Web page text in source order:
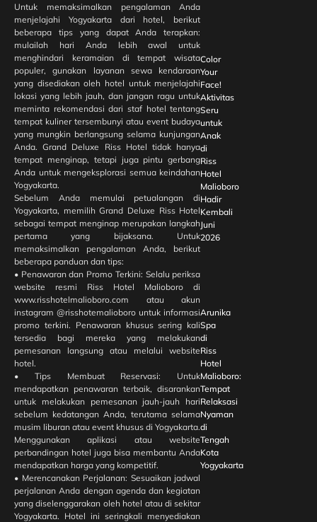
Untuk memaksimalkan pengalaman Anda
menjelajahi Yogyakarta dari hotel, berikut
beberapa tips yang dapat Anda terapkan:
mulailah hari Anda lebih awal untuk
menghindari keramaian di tempat wisata
populer, gunakan layanan sewa kendaraan
yang disediakan oleh hotel untuk menjelajahi
lokasi yang lebih jauh, dan jangan ragu untuk
meminta rekomendasi dari staf hotel tentang
tempat kuliner tersembunyi atau event budaya
yang mungkin berlangsung selama kunjungan
Anda. Grand Deluxe Riss Hotel tidak hanya
tempat menginap, tetapi juga pintu gerbang
Anda untuk mengeksplorasi semua keindahan
Yogyakarta.
Sebelum Anda memulai petualangan di
Yogyakarta, memilih Grand Deluxe Riss Hotel
sebagai tempat menginap merupakan langkah
pertama yang bijaksana. Untuk
memaksimalkan pengalaman Anda, berikut
beberapa panduan dan tips:
• Penawaran dan Promo Terkini: Selalu periksa
website resmi Riss Hotel Malioboro di
www.risshotelmalioboro.com atau akun
instagram @risshotemalioboro untuk informasi
promo terkini. Penawaran khusus sering kali
tersedia bagi mereka yang melakukan
pemesanan langsung atau melalui website
hotel.
• Tips Membuat Reservasi: Untuk
mendapatkan penawaran terbaik, disarankan
untuk melakukan pemesanan jauh-jauh hari
sebelum kedatangan Anda, terutama selama
musim liburan atau event khusus di Yogyakarta.
Menggunakan aplikasi atau website
perbandingan hotel juga bisa membantu Anda
mendapatkan harga yang kompetitif.
• Merencanakan Perjalanan: Sesuaikan jadwal
perjalanan Anda dengan agenda dan kegiatan
yang diselenggarakan oleh hotel atau di sekitar
Yogyakarta. Hotel ini seringkali menyediakan
Color
Your
Face!
Aktivitas
Seru
untuk
Anak
di
Riss
Hotel
Malioboro
Hadir
Kembali
Juni
2026
Arunika
Spa
di
Riss
Hotel
Malioboro:
Tempat
Relaksasi
Nyaman
di
Tengah
Kota
Yogyakarta